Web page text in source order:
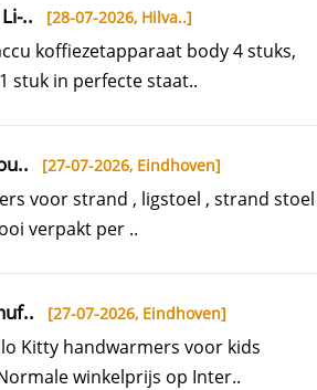
.. [28-07-2026, Hilva..]
koffiezetapparaat body 4 stuks,
stuk in perfecte staat..
[27-07-2026, Eindhoven]
voor strand , ligstoel , strand stoel
verpakt per ..
[27-07-2026, Eindhoven]
Kitty handwarmers voor kids
winkelprijs op Inter..